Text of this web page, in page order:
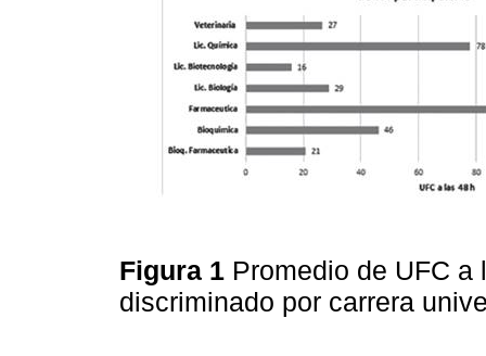
Figura 1 Promedio de UFC
discriminado por carrera